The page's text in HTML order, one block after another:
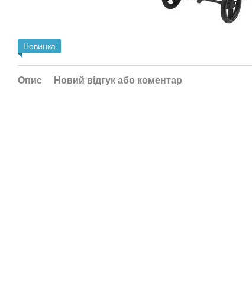
Новинка
Опис Новий відгук або коментар